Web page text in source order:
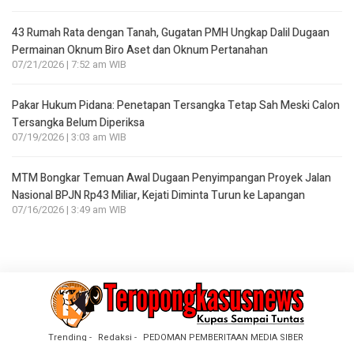
43 Rumah Rata dengan Tanah, Gugatan PMH Ungkap Dalil Dugaan
Permainan Oknum Biro Aset dan Oknum Pertanahan
07/21/2026 | 7:52 am WIB
Pakar Hukum Pidana: Penetapan Tersangka Tetap Sah Meski Calon
Tersangka Belum Diperiksa
07/19/2026 | 3:03 am WIB
MTM Bongkar Temuan Awal Dugaan Penyimpangan Proyek Jalan
Nasional BPJN Rp43 Miliar, Kejati Diminta Turun ke Lapangan
07/16/2026 | 3:49 am WIB
Trending Redaksi PEDOMAN PEMBERITAAN MEDIA SIBER